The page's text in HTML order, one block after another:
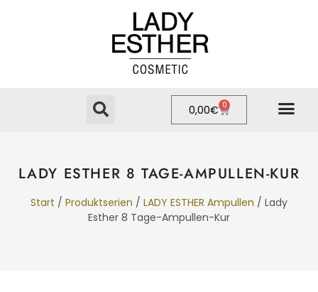
0,00€ 0
LADY ESTHER 8 TAGE-AMPULLEN-KUR
Start / Produktserien / LADY ESTHER Ampullen / Lady
Esther 8 Tage-Ampullen-Kur